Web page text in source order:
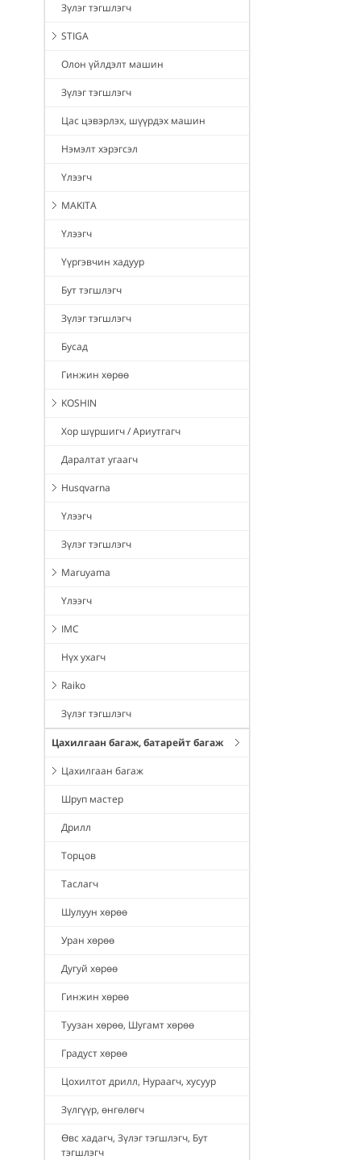
Зүлэг тэгшлэгч
STIGA
Олон үйлдэлт машин
Зүлэг тэгшлэгч
Цас цэвэрлэх, шүүрдэх машин
Нэмэлт хэрэгсэл
Үлээгч
MAKITA
Үлээгч
Үүргэвчин хадуур
Бут тэгшлэгч
Зүлэг тэгшлэгч
Бусад
Гинжин хөрөө
KOSHIN
Хор шүршигч / Ариутгагч
Даралтат угаагч
Husqvarna
Үлээгч
Зүлэг тэгшлэгч
Maruyama
Үлээгч
IMC
Нүх ухагч
Raiko
Зүлэг тэгшлэгч
Цахилгаан багаж, батарейт багаж
Цахилгаан багаж
Шруп мастер
Дрилл
Торцов
Таслагч
Шулуун хөрөө
Уран хөрөө
Дугуй хөрөө
Гинжин хөрөө
Туузан хөрөө, Шугамт хөрөө
Градуст хөрөө
Цохилтот дрилл, Нураагч, хусуур
Зүлгүүр, өнгөлөгч
Өвс хадагч, Зүлэг тэгшлэгч, Бут
тэгшлэгч